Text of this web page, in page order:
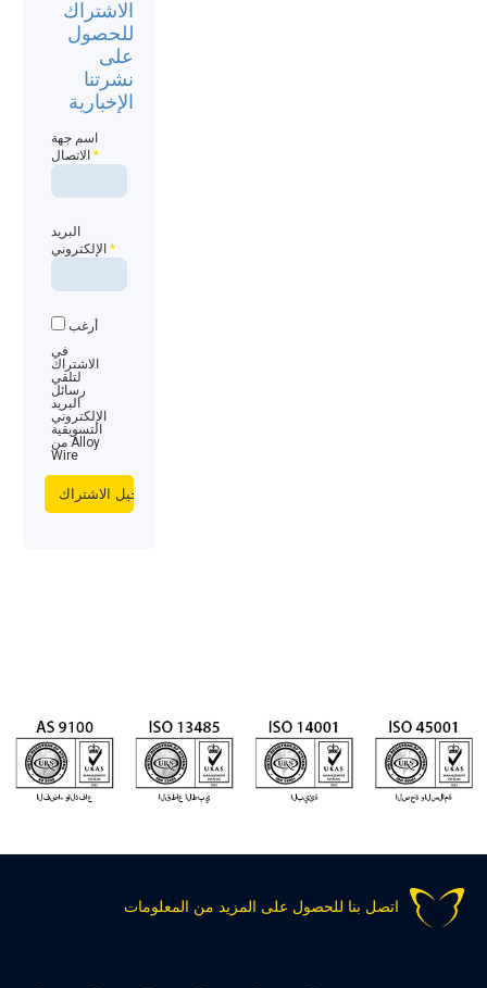
الاشتراك
للحصول
على
نشرتنا
الإخبارية
اسم جهة
الاتصال*
البريد
الإلكتروني*
أرغب
في
الاشتراك
لتلقي
رسائل
البريد
الإلكتروني
التسويقية
من Alloy
Wire
اتصل بنا للحصول على المزيد من المعلومات